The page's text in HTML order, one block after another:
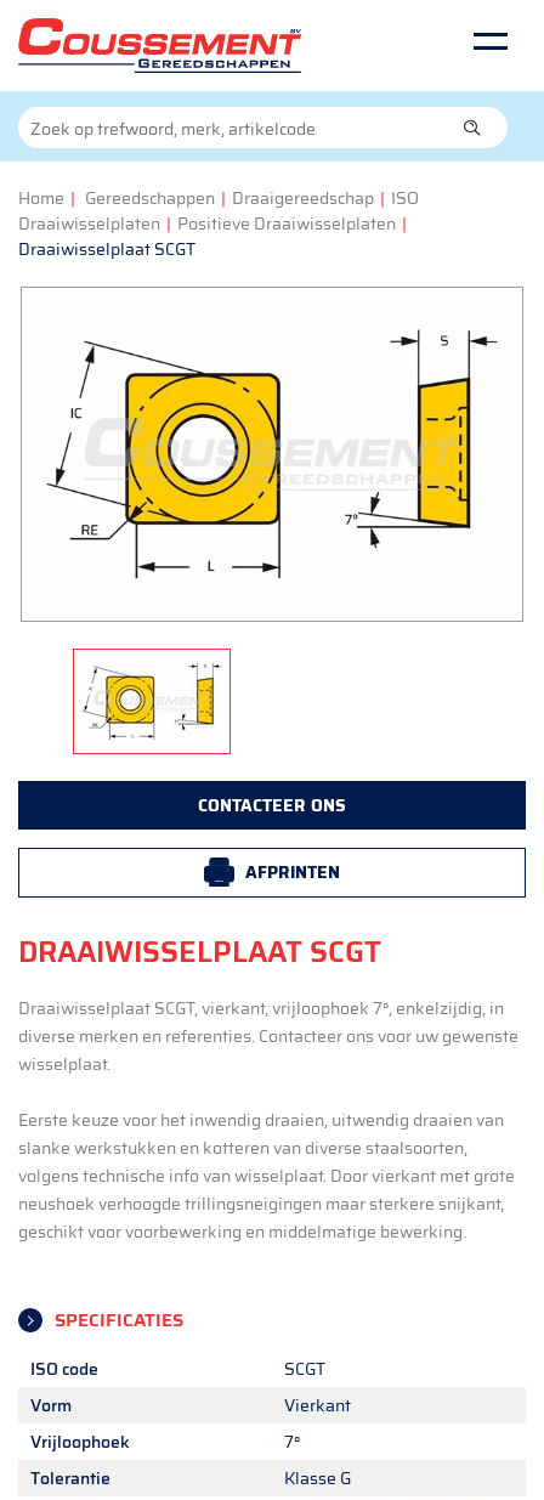
Home | Gereedschappen | Draaigereedschap | ISO
Draaiwisselplaten | Positieve Draaiwisselplaten |
Draaiwisselplaat SCGT
CONTACTEER ONS
AFPRINTEN
DRAAIWISSELPLAAT SCGT
Draaiwisselplaat SCGT, vierkant, vrijloophoek 7°, enkelzijdig, in
diverse merken en referenties. Contacteer ons voor uw gewenste
wisselplaat.
Eerste keuze voor het inwendig draaien, uitwendig draaien van
slanke werkstukken en kotteren van diverse staalsoorten,
volgens technische info van wisselplaat. Door vierkant met grote
neushoek verhoogde trillingsneigingen maar sterkere snijkant,
geschikt voor voorbewerking en middelmatige bewerking.
SPECIFICATIES
ISO code
SCGT
Vorm
Vierkant
Vrijloophoek
7°
Tolerantie
Klasse G